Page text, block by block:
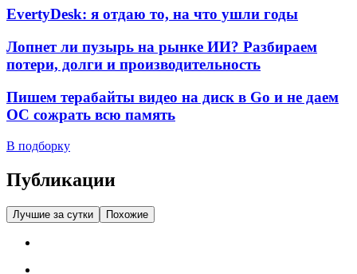
EvertyDesk: я отдаю то, на что ушли годы
Лопнет ли пузырь на рынке ИИ? Разбираем
потери, долги и производительность
Пишем терабайты видео на диск в Go и не даем
ОС сожрать всю память
В подборку
Публикации
Лучшие за сутки Похожие